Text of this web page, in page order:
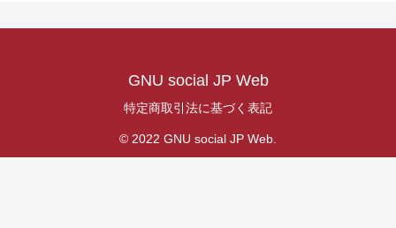
GNU social JP Web
特定商取引法に基づく表記
© 2022 GNU social JP Web.